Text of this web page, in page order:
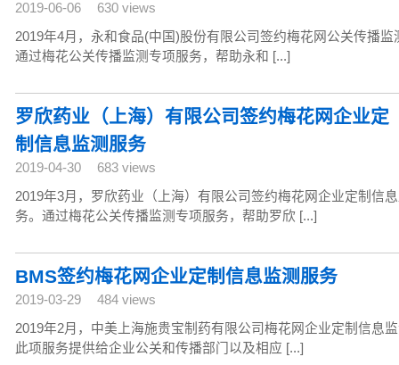
2019-06-06
630 views
2019年4月，永和食品(中国)股份有限公司签约梅花网公关传播监
通过梅花公关传播监测专项服务，帮助永和 [...]
罗欣药业（上海）有限公司签约梅花网企业定
制信息监测服务
2019-04-30
683 views
2019年3月，罗欣药业（上海）有限公司签约梅花网企业定制信
务。通过梅花公关传播监测专项服务，帮助罗欣 [...]
BMS签约梅花网企业定制信息监测服务
2019-03-29
484 views
2019年2月，中美上海施贵宝制药有限公司梅花网企业定制信息
此项服务提供给企业公关和传播部门以及相应 [...]